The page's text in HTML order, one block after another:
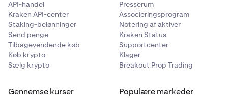
API-handel
Kraken API-center
Staking-belønninger
Send penge
Tilbagevendende køb
Køb krypto
Sælg krypto
Presserum
Associeringsprogram
Notering af aktiver
Kraken Status
Supportcenter
Klager
Breakout Prop Trading
Gennemse kurser Populære markeder